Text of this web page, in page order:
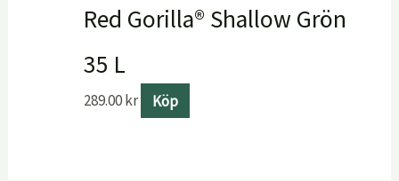
Red Gorilla® Shallow Grön
35 L
289.00kr Köp